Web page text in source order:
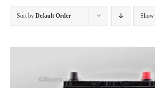
Sort by Default Order Show